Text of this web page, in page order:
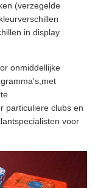
(verzegelde
in display
onmiddellijke
particuliere clubs en
voor